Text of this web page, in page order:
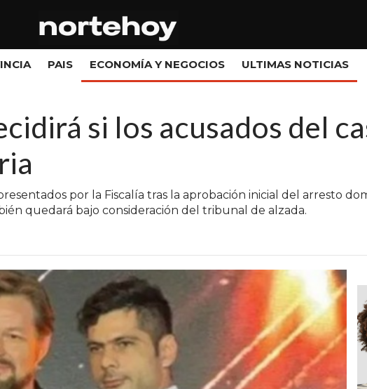
PAIS ECONOMÍA Y NEGOCIOS ULTIMAS NOTICIAS
si los acusados del
por la Fiscalía tras la aprobación inicial del arresto
quedará bajo consideración del tribunal de alzada.